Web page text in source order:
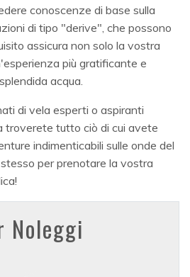
conoscenze di base sulla
di tipo "derive", che possono
assicura non solo la vostra
più gratificante e
acqua.
di vela esperti o aspiranti
troverete tutto ciò di cui avete
indimenticabili sulle onde del
per prenotare la vostra
Noleggi